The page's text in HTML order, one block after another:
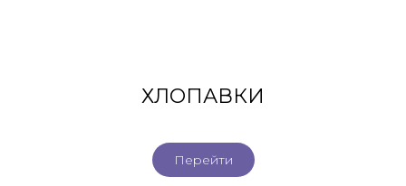
ХЛОПАВКИ
Перейти